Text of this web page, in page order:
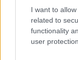
I want to
related to
functionality
user protection.
Megismertem